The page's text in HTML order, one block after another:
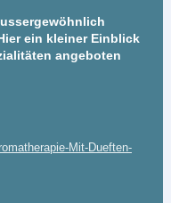
ein kleiner Einblick
angeboten
Mit-Dueften-